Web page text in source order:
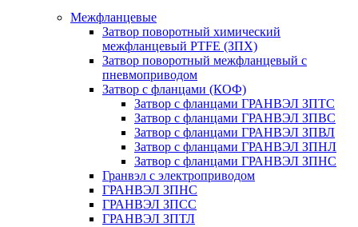
Межфланцевые
Затвор поворотный химический
межфланцевый PTFE (ЗПХ)
Затвор поворотный межфланцевый с
пневмоприводом
Затвор с фланцами (КОФ)
Затвор с фланцами ГРАНВЭЛ ЗПТС
Затвор с фланцами ГРАНВЭЛ ЗПВС
Затвор с фланцами ГРАНВЭЛ ЗПВЛ
Затвор с фланцами ГРАНВЭЛ ЗПНЛ
Затвор с фланцами ГРАНВЭЛ ЗПНС
Гранвэл с электроприводом
ГРАНВЭЛ ЗПНС
ГРАНВЭЛ ЗПСС
ГРАНВЭЛ ЗПТЛ